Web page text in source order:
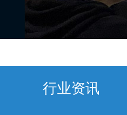
行业资讯